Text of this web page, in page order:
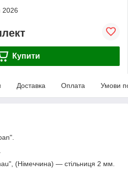
2026
Купити
Доставка Оплата Умови
(Німеччина) — стільниця 2 мм.